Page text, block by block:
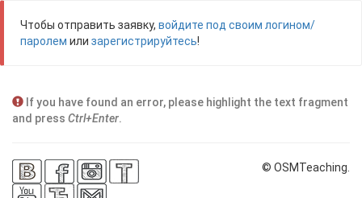
Чтобы отправить заявку, войдите под своим логином/
паролем или зарегистрируйтесь!
If you have found an error, please highlight the text fragment
and press Ctrl+Enter.
© OSMTeaching.